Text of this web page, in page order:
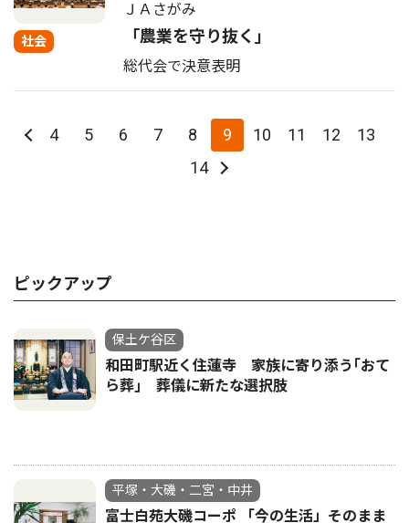
社会
ＪＡさがみ
「農業を守り抜く」
総代会で決意表明
4 5 6 7 8 9 10 11 12
13
14
ピックアップ
保土ケ谷区
和田町駅近く住蓮寺 家族に寄り添う｢おて
ら葬｣ 葬儀に新たな選択肢
平塚・大磯・二宮・中井
富士白苑大磯コーポ 「今の生活」そのまま